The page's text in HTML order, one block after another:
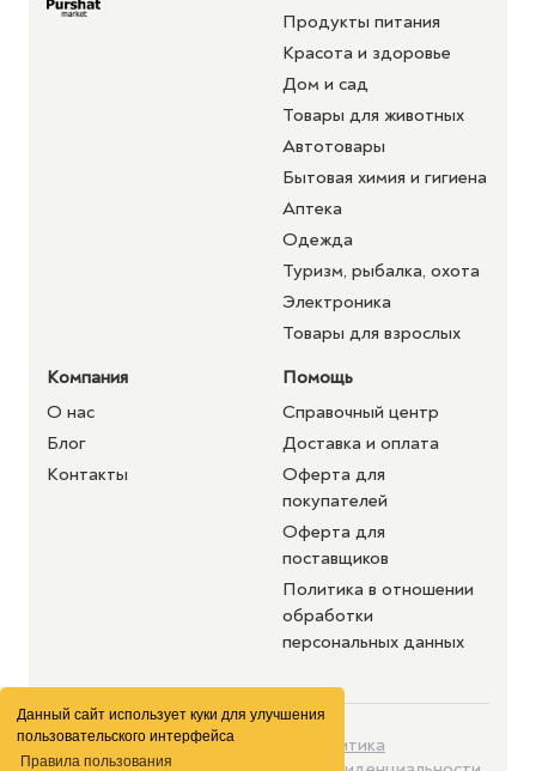
Данный сайт использует куки для улучшения
пользовательского интерфейса
Правила пользования
Продукты питания
Красота и здоровье
Дом и сад
Товары для животных
Автотовары
Бытовая химия и гигиена
Аптека
Одежда
Туризм, рыбалка, охота
Электроника
Товары для взрослых
Компания
О нас
Блог
Контакты
Помощь
Справочный центр
Доставка и оплата
Оферта для
покупателей
Оферта для
поставщиков
Политика в отношении
обработки
персональных данных
©2026 purshat.market. Все
Политика